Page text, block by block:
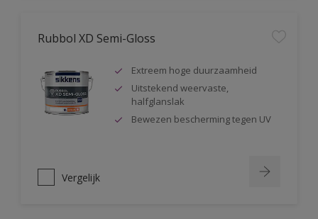
Rubbol XD Semi-Gloss
Extreem hoge duurzaamheid
Uitstekend weervaste,
halfglanslak
Bewezen bescherming tegen UV
Vergelijk